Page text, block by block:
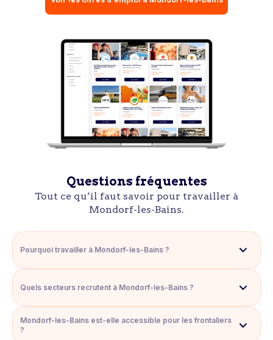
Questions fréquentes
Tout ce qu’il faut savoir pour travailler à
Mondorf-les-Bains.
Pourquoi travailler à Mondorf-les-Bains ?
accessibilité, cadre verdoyant,
services de proximité et qualité du quotidien. La commune
connecté.
Quels secteurs recrutent à Mondorf-les-Bains ?
secteurs : hôtellerie, restauration,
bien-être, santé, commerce, services, sport, tourisme,
Mondorf-les-Bains est-elle accessible pour les frontaliers
?